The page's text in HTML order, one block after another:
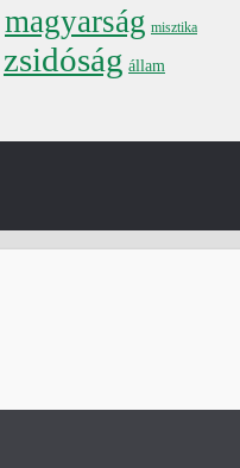
magyarság misztika
zsidóság állam